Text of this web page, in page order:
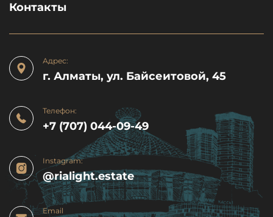
Контакты
Адрес:
г. Алматы, ул. Байсеитовой, 45
Телефон:
+7 (707) 044-09-49
Instagram:
@rialight.estate
Email